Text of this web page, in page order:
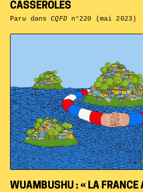
WUAMBUSHU : « LA FRANCE
CASSEROLES
Paru dansCQFDn°220 (mai 2023)